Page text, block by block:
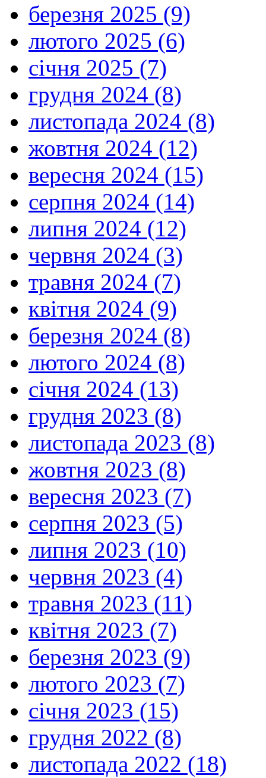
березня 2025 (9)
лютого 2025 (6)
січня 2025 (7)
грудня 2024 (8)
листопада 2024 (8)
жовтня 2024 (12)
вересня 2024 (15)
серпня 2024 (14)
липня 2024 (12)
червня 2024 (3)
травня 2024 (7)
квітня 2024 (9)
березня 2024 (8)
лютого 2024 (8)
січня 2024 (13)
грудня 2023 (8)
листопада 2023 (8)
жовтня 2023 (8)
вересня 2023 (7)
серпня 2023 (5)
липня 2023 (10)
червня 2023 (4)
травня 2023 (11)
квітня 2023 (7)
березня 2023 (9)
лютого 2023 (7)
січня 2023 (15)
грудня 2022 (8)
листопада 2022 (18)